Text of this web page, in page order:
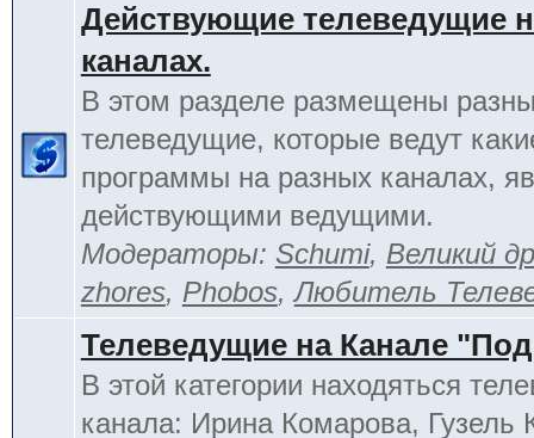
Действующие телеведущие
каналах.
В этом разделе размещены
телеведущие, которые ведут
программы на разных каналах,
действующими ведущими.
Модераторы: Schumi, Великий
zhores, Phobos,Любитель
Телеведущие на Канале
В этой категории находяться
канала: Ирина Комарова, Гузель